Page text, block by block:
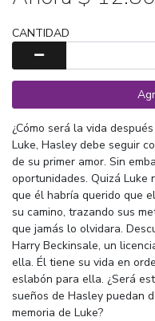
CANTIDAD
¿Cómo será la vida
Luke, Hasley debe seguir
de su primer amor. Sin
oportunidades. Quizá Luke
que él habría querido que
su camino, trazando sus
que jamás lo olvidara.
Harry Beckinsale, un
ella. Él tiene su vida en
eslabón para ella. ¿Será
sueños de Hasley puedan
memoria de Luke?